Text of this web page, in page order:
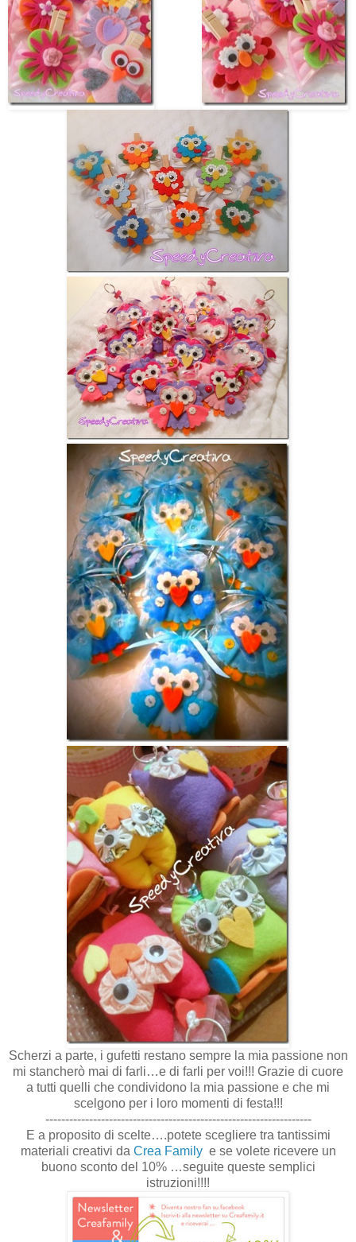
Scherzi a parte, i gufetti restano sempre la mia passione non
mi stancherò mai di farli…e di farli per voi!!! Grazie di cuore
a tutti quelli che condividono la mia passione e che mi
scelgono per i loro momenti di festa!!!
-------------------------------------------------------------------
E a proposito di scelte….potete scegliere tra tantissimi
materiali creativi da Crea Familye se volete ricevere un
buono sconto del 10% …seguite queste semplici
istruzioni!!!!